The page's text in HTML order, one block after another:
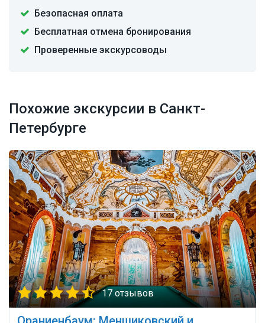
Безопасная оплата
Бесплатная отмена бронирования
Проверенные экскурсоводы
Похожие экскурсии в Санкт-
Петербурге
17 отзывов